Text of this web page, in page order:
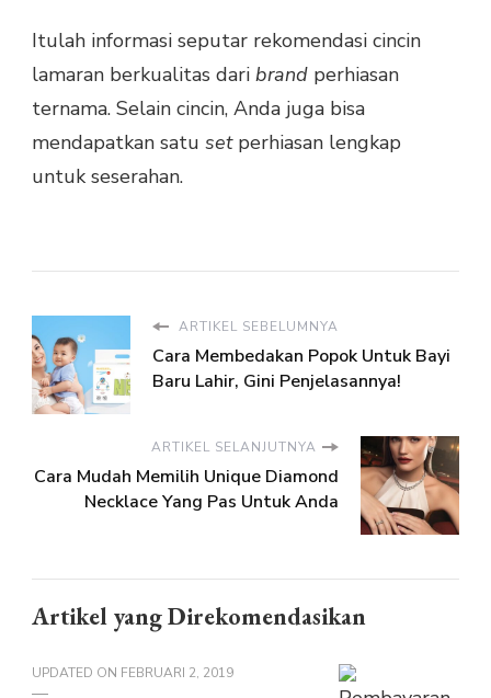
Itulah informasi seputar rekomendasi cincin
lamaran berkualitas dari brand perhiasan
ternama. Selain cincin, Anda juga bisa
mendapatkan satu set perhiasan lengkap
untuk seserahan.
ARTIKEL SEBELUMNYA
Cara Membedakan Popok Untuk Bayi
Baru Lahir, Gini Penjelasannya!
ARTIKEL SELANJUTNYA
Cara Mudah Memilih Unique Diamond
Necklace Yang Pas Untuk Anda
Artikel yang Direkomendasikan
UPDATED ON FEBRUARI 2, 2019